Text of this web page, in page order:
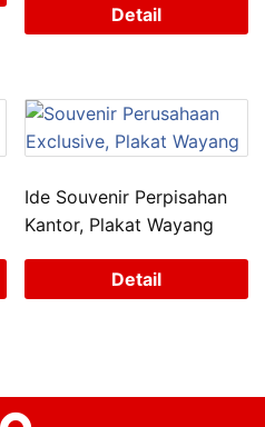
Detail
Ide Souvenir Perpisahan
Kantor, Plakat Wayang
Detail